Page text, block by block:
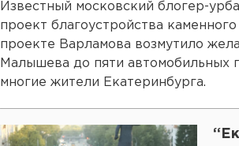
Известный московский блогер-
проект благоустройства
проекте Варламова возмутило
Малышева до пяти автомобильных
многие жители Екатеринбурга.